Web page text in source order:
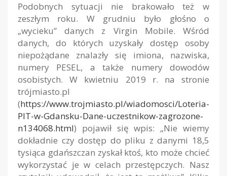
Podobnych sytuacji nie brakowało też w
zeszłym roku. W grudniu było głośno o
„wycieku” danych z Virgin Mobile. Wśród
danych, do których uzyskały dostęp osoby
niepożądane znalazły się imiona, nazwiska,
numery PESEL, a także numery dowodów
osobistych. W kwietniu 2019 r. na stronie
trójmiasto.pl
(https://www.trojmiasto.pl/wiadomosci/Loteria-
PIT-w-Gdansku-Dane-uczestnikow-zagrozone-
n134068.html) pojawił się wpis: „Nie wiemy
dokładnie czy dostęp do pliku z danymi 18,5
tysiąca gdańszczan zyskał ktoś, kto może chcieć
wykorzystać je w celach przestępczych. Nasz